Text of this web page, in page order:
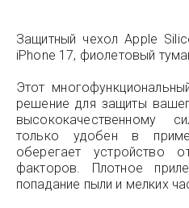
Защитный чехол Apple
iPhone 17, фиолетовый
Этот
решение для защиты
высококачественному
только удобен в
оберегает устройство
факторов. Плотное
попадание пыли и мелких